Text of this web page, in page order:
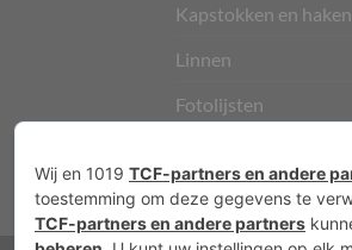
Kapstokken en haken
Linnen
Fotolijsten